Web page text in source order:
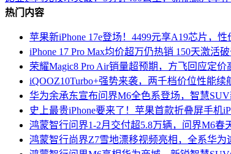
热门内容
苹果新iPhone 17e登场！4499元享A19芯片，
iPhone 17 Pro Max均价超万仍热销 150天激活
荣耀Magic8 Pro Air销量超预期，方飞回应定
iQOOZ10Turbo+强势来袭，两千档价位性能
华为余承东宣布问界M6全色系登场，智慧
史上最贵iPhone要来了！苹果首款折叠屏手机
鸿蒙智行问界1-2月交付超5.8万辆，问界M6春
鸿蒙智行尚界Z7雪地漂移视频亮相，全系华为